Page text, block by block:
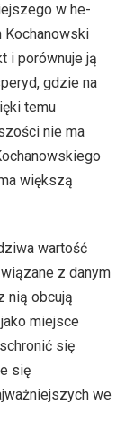
w he­
Kochanowski
i porównuje ją
gdzie na
temu
nie ma
większą
wartość
z danym
nią obcują
miejsce
się
się
we